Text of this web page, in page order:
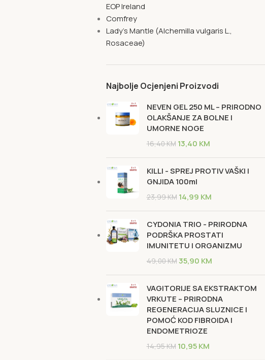
EOP Ireland
Comfrey
Lady's Mantle (Alchemilla vulgaris L.,
Rosaceae)
Najbolje Ocjenjeni Proizvodi
NEVEN GEL 250 ML – PRIRODNO
OLAKŠANJE ZA BOLNE I
UMORNE NOGE
16,40KM 13,40 KM
KILLI - SPREJ PROTIV VAŠKI I
GNJIDA 100ml
23,99KM 14,99 KM
CYDONIA TRIO - PRIRODNA
PODRŠKA PROSTATI
IMUNITETU I ORGANIZMU
49,00KM35,90 KM
VAGITORIJE SA EKSTRAKTOM
VRKUTE – PRIRODNA
REGENERACIJA SLUZNICE I
POMOĆ KOD FIBROIDA I
ENDOMETRIOZE
14,95KM 10,95KM